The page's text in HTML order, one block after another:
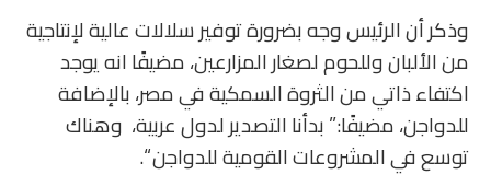
وذكر أن الرئيس وجه بضرورة توفير سلالات عالية لإنتاجية
من الألبان وللحوم لصغار المزارعين، مضيفًا انه يوجد
اكتفاء ذاتي من الثروة السمكية في مصر، بالإضافة
للدواجن، مضيفًا:” بدأنا التصدير لدول عربية، وهناك
توسع في المشروعات القومية للدواجن “.